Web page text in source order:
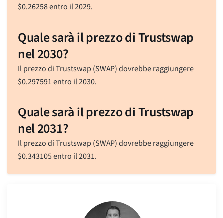
$0.26258entro il 2029.
Quale sarà il prezzo di Trustswap
nel 2030?
Il prezzo di Trustswap (SWAP) dovrebbe raggiungere
$0.297591entro il 2030.
Quale sarà il prezzo di Trustswap
nel 2031?
Il prezzo di Trustswap (SWAP) dovrebbe raggiungere
$0.343105entro il 2031.